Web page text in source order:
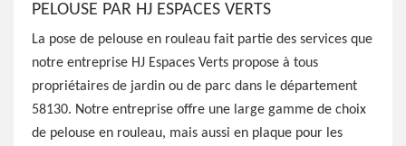
PELOUSE PAR HJ ESPACES VERTS
La pose de pelouse en rouleau fait partie des services que
notre entreprise HJ Espaces Verts propose à tous
propriétaires de jardin ou de parc dans le département
58130. Notre entreprise offre une large gamme de choix
de pelouse en rouleau, mais aussi en plaque pour les